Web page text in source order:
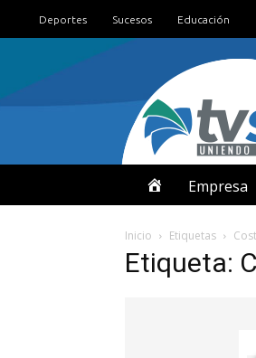
Deportes Sucesos Educación
N
I
Empresa
Inicio Etiquetas
Etiqueta: